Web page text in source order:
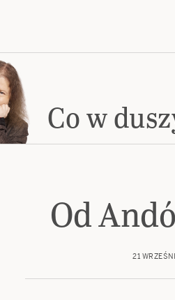
Co w
Od
21